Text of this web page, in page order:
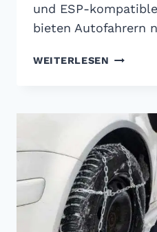
und ESP-
bieten Autofahrern
WEITERLESEN MICHELIN
AUS